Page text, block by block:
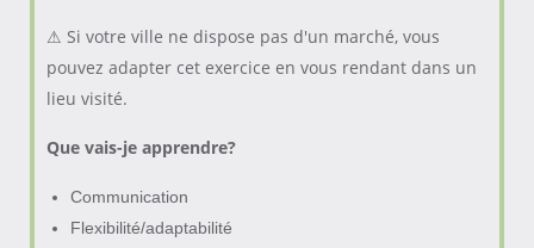
⚠ Si votre ville ne dispose pas d'un marché, vous
pouvez adapter cet exercice en vous rendant dans un
lieu visité.
Que vais-je apprendre?
Communication
Flexibilité/adaptabilité